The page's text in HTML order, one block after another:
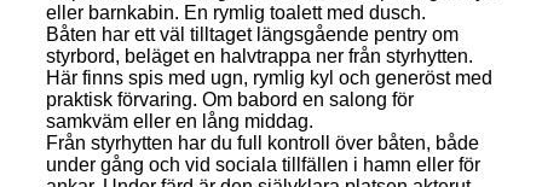
eller barnkabin. En rymlig toalett med dusch.
Båten har ett väl tilltaget längsgående pentry om
styrbord, beläget en halvtrappa ner från styrhytten.
Här finns spis med ugn, rymlig kyl och generöst med
praktisk förvaring. Om babord en salong för
samkväm eller en lång middag.
Från styrhytten har du full kontroll över båten, både
under gång och vid sociala tillfällen i hamn eller för